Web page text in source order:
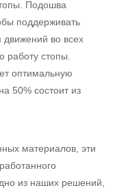
Подошва
поддерживать
во всех
работу стопы.
оптимальную
50% состоит из
материалов, эти
из наших решений,